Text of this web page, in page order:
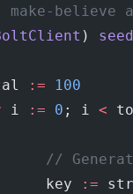
believe
)
:= 100
i := 0 ; i <
//
key
:=